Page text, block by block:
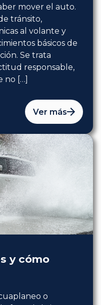
mover el auto.
tránsito,
al volante y
básicos de
Se trata
responsable,
no […]
Ver más
y cómo
o